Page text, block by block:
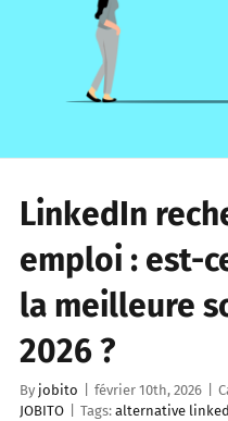
LinkedIn
emploi : est-
la meilleure
2026 ?
By jobito février 10th, 2026
JOBITO
Tags: alternative